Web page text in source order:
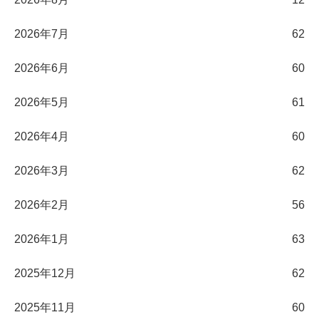
2026年7月 62
2026年6月 60
2026年5月 61
2026年4月 60
2026年3月 62
2026年2月 56
2026年1月 63
2025年12月 62
2025年11月 60